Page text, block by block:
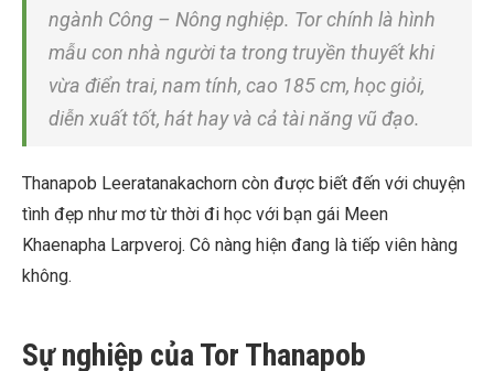
ngành Công – Nông nghiệp. Tor chính là hình
mẫu con nhà người ta trong truyền thuyết khi
vừa điển trai, nam tính, cao 185 cm, học giỏi,
diễn xuất tốt, hát hay và cả tài năng vũ đạo.
Thanapob Leeratanakachorn còn được biết đến với chuyện
tình đẹp như mơ từ thời đi học với bạn gái Meen
Khaenapha Larpveroj. Cô nàng hiện đang là tiếp viên hàng
không.
Sự nghiệp của Tor Thanapob